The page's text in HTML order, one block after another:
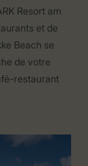
Resort am
et de
Beach se
de votre
restaurant